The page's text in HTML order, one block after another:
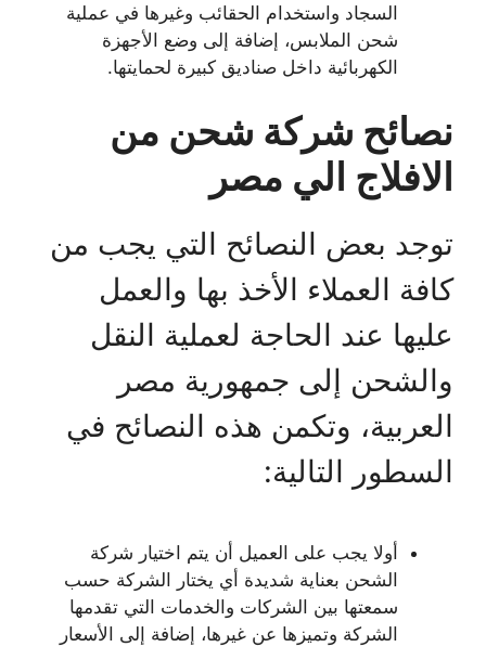
السجاد واستخدام الحقائب وغيرها في عملية
شحن الملابس، إضافة إلى وضع الأجهزة
الكهربائية داخل صناديق كبيرة لحمايتها.
نصائح شركة شحن من
الافلاج الي مصر
توجد بعض النصائح التي يجب من
كافة العملاء الأخذ بها والعمل
عليها عند الحاجة لعملية النقل
والشحن إلى جمهورية مصر
العربية، وتكمن هذه النصائح في
السطور التالية:
أولا يجب على العميل أن يتم اختيار شركة
الشحن بعناية شديدة أي يختار الشركة حسب
سمعتها بين الشركات والخدمات التي تقدمها
الشركة وتميزها عن غيرها، إضافة إلى الأسعار